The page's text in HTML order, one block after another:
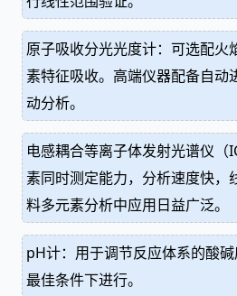
原子吸收分光光度计：可选配火
素特征吸收。高端仪器配备自动
动分析。
电感耦合等离子体发射光谱仪（
素同时测定能力，分析速度快，
料多元素分析中应用日益广泛。
pH计：用于调节反应体系的酸
最佳条件下进行。